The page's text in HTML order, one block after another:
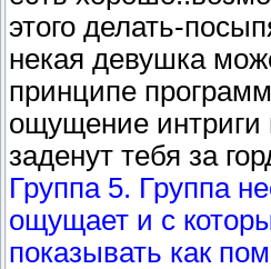
этого делать-
некая девушка
принципе
ощущение интриги
заденут тебя за
Группа 5. Группа
ощущает и с
показывать как